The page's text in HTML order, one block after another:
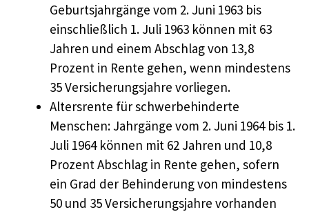
Geburtsjahrgänge vom 2. Juni 1963 bis
einschließlich 1. Juli 1963 können mit 63
Jahren und einem Abschlag von 13,8
Prozent in Rente gehen, wenn mindestens
35 Versicherungsjahre vorliegen.
Altersrente für schwerbehinderte
Menschen: Jahrgänge vom 2. Juni 1964 bis 1.
Juli 1964 können mit 62 Jahren und 10,8
Prozent Abschlag in Rente gehen, sofern
ein Grad der Behinderung von mindestens
50 und 35 Versicherungsjahre vorhanden